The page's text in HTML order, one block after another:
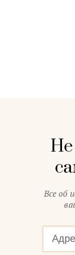
Не
Все об